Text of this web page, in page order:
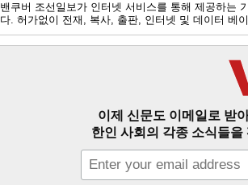
밴쿠버 조선일보가 인터넷 서비스를 통해 제공하는
다. 허가없이 전재, 복사, 출판, 인터넷 및 데이터 베
이제 신문도 이메일로 받
한인 사회의 각종 소식들